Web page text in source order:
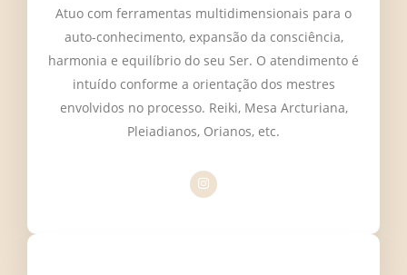
Atuo com ferramentas multidimensionais para o
auto-conhecimento, expansão da consciência,
harmonia e equilíbrio do seu Ser. O atendimento é
intuído conforme a orientação dos mestres
envolvidos no processo. Reiki, Mesa Arcturiana,
Pleiadianos, Orianos, etc.